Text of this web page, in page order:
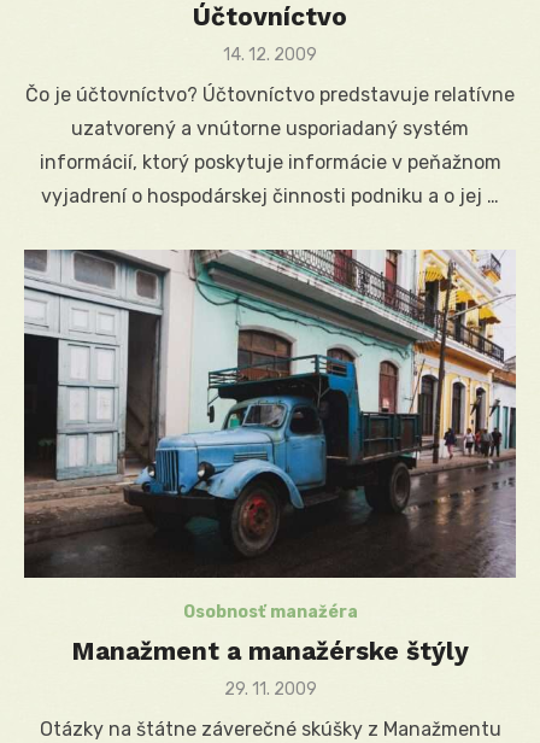
Účtovníctvo
Posted
14. 12. 2009
Čo je účtovníctvo? Účtovníctvo predstavuje relatívne
uzatvorený a vnútorne usporiadaný systém
informácií, ktorý poskytuje informácie v peňažnom
vyjadrení o hospodárskej činnosti podniku a o jej …
Osobnosť manažéra
Manažment a manažérske štýly
Posted
29. 11. 2009
Otázky na štátne záverečné skúšky z Manažmentu